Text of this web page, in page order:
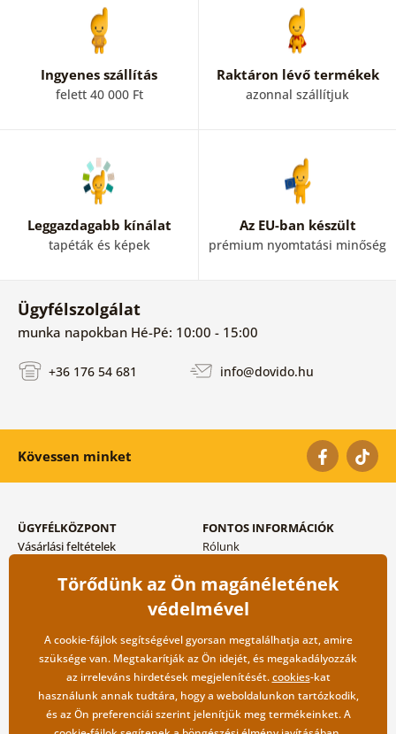
Ingyenes szállítás
felett 40 000 Ft
Raktáron lévő termékek
azonnal szállítjuk
Leggazdagabb kínálat
tapéták és képek
Az EU-ban készült
prémium nyomtatási minőség
Ügyfélszolgálat
munka napokban Hé-Pé: 10:00 - 15:00
+36 176 54 681 info@dovido.hu
Kövessen minket
ÜGYFÉLKÖZPONT
Vásárlási feltételek
Szállítási és fizetési módok
FONTOS INFORMÁCIÓK
Rólunk
Blog
Kapcsolat
Nagykereskedelmi
együttműködés
Törődünk az Ön magánéletének
védelmével
A cookie-fájlok segítségével gyorsan megtalálhatja azt, amire
szüksége van. Megtakarítják az Ön idejét, és megakadályozzák
az irreleváns hirdetések megjelenítését.cookies-kat
használunk annak tudtára, hogy a weboldalunkon tartózkodik,
és az Ön preferenciái szerint jelenítjük meg termékeinket. A